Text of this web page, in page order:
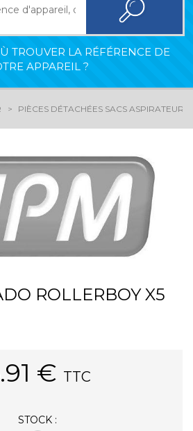
TROUVER LA RÉFÉRENCE DE
APPAREIL ?
PIÈCES DÉTACHÉES SACS ASPIRATEURS
ROLLERBOY X5
€ TTC
STOCK :